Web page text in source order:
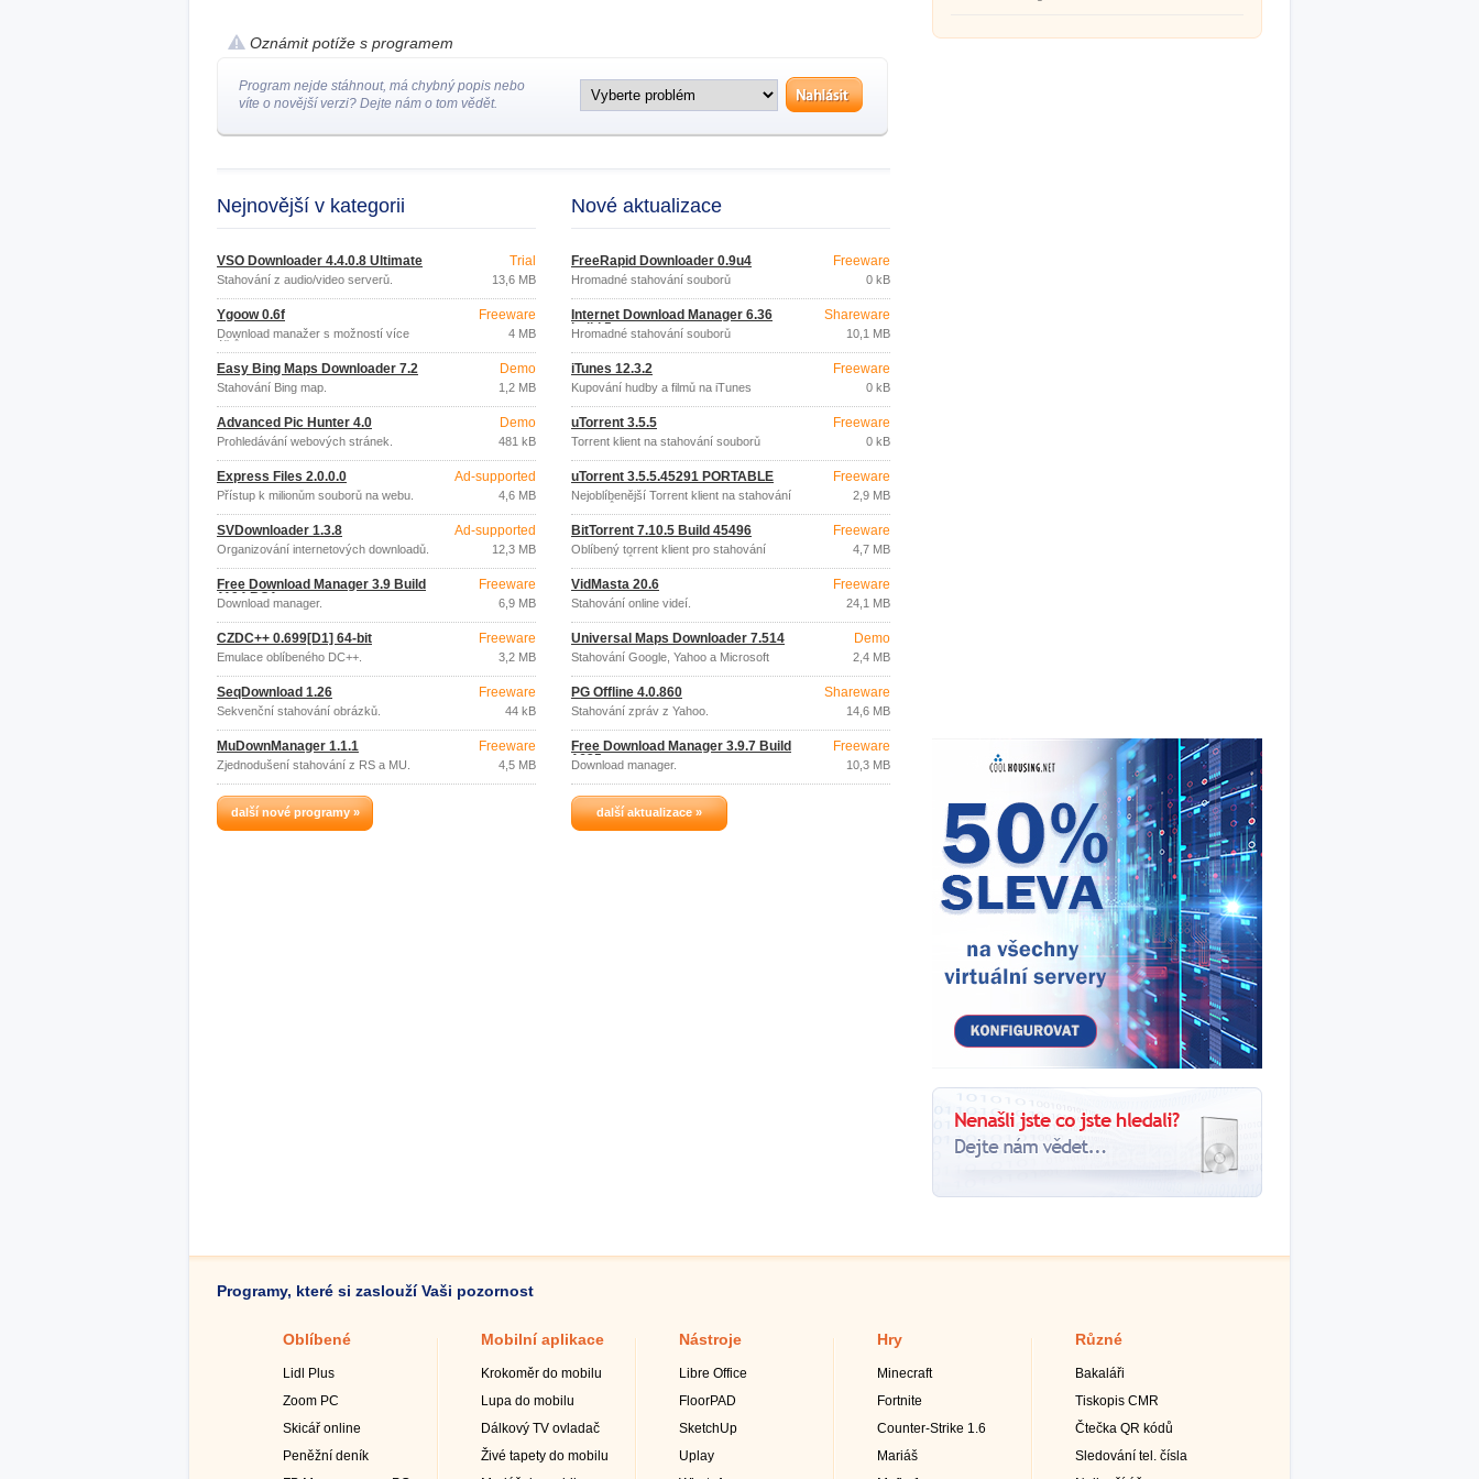
Oznámit potíže s programem
Program nejde stáhnout, má chybný popis nebo
víte o novější verzi? Dejte nám o tom vědět.
Nejnovější v kategorii
VSO Downloader 4.4.0.8 Ultimate
Stahování z audio/video serverů.
Trial
13,6 MB
Ygoow 0.6f
Download manažer s možností více
účtů.
Freeware
4 MB
Easy Bing Maps Downloader 7.2
Stahování Bing map.
Demo
1,2 MB
Advanced Pic Hunter 4.0
Prohledávání webových stránek.
Demo
481 kB
Express Files 2.0.0.0
Přístup k milionům souborů na webu.
Ad-supported
4,6 MB
SVDownloader 1.3.8
Organizování internetových downloadů.
Ad-supported
12,3 MB
Free Download Manager 3.9 Build
1194 RC1
Download manager.
Freeware
6,9 MB
CZDC++ 0.699[D1] 64-bit
Emulace oblíbeného DC++.
Freeware
3,2 MB
SeqDownload 1.26
Sekvenční stahování obrázků.
Freeware
44 kB
MuDownManager 1.1.1
Zjednodušení stahování z RS a MU.
Freeware
4,5 MB
další nové programy »
Nové aktualizace
FreeRapid Downloader 0.9u4
Hromadné stahování souborů
Freeware
0 kB
Internet Download Manager 6.36
build 5
Hromadné stahování souborů
Shareware
10,1 MB
iTunes 12.3.2
Kupování hudby a filmů na iTunes
Freeware
0 kB
uTorrent 3.5.5
Torrent klient na stahování souborů
Freeware
0 kB
uTorrent 3.5.5.45291 PORTABLE
Nejoblíbenější Torrent klient na stahování
souborů (hudba, filmy, hry, ...).
Freeware
2,9 MB
BitTorrent 7.10.5 Build 45496
Oblíbený torrent klient pro stahování
hudby, filmů nebo her.
Freeware
4,7 MB
VidMasta 20.6
Stahování online videí.
Freeware
24,1 MB
Universal Maps Downloader 7.514
Stahování Google, Yahoo a Microsoft
Demo
2,4 MB
PG Offline 4.0.860
Stahování zpráv z Yahoo.
Shareware
14,6 MB
Free Download Manager 3.9.7 Build
1625
Download manager.
Freeware
10,3 MB
další aktualizace »
Programy, které si zaslouží Vaši pozornost
Oblíbené
Lidl Plus
Zoom PC
Skicář online
Peněžní deník
Mobilní aplikace
Krokoměr do mobilu
Lupa do mobilu
Dálkový TV ovladač
Živé tapety do mobilu
Nástroje
Libre Office
FloorPAD
SketchUp
Uplay
Hry
Minecraft
Fortnite
Counter-Strike 1.6
Mariáš
Různé
Bakaláři
Tiskopis CMR
Čtečka QR kódů
Sledování tel. čísla